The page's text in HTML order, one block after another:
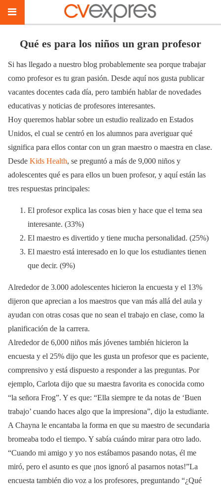
Qué es para los niños un gran profesor
Si has llegado a nuestro blog probablemente sea porque trabajar
como profesor es tu gran pasión. Desde aquí nos gusta publicar
vacantes docentes cada día, pero también hablar de novedades
educativas y noticias de profesores interesantes.
Hoy queremos hablar sobre un estudio realizado en Estados
Unidos, el cual se centró en los alumnos para averiguar qué
significa para ellos contar con un gran maestro o maestra en clase.
Desde Kids Health, se preguntó a más de 9,000 niños y
adolescentes qué es para ellos un buen profesor, y aquí están las
tres respuestas principales:
El profesor explica las cosas bien y hace que el tema sea
interesante. (33%)
El maestro es divertido y tiene mucha personalidad. (25%)
El maestro está interesado en lo que los estudiantes tienen
que decir. (9%)
Alrededor de 3.000 adolescentes hicieron la encuesta y el 13%
dijeron que aprecian a los maestros que van más allá del aula y
ayudan con otras cosas que no sean el trabajo en clase, como la
planificación de la carrera.
Alrededor de 6,000 niños más jóvenes también hicieron la
encuesta y el 25% dijo que les gusta un profesor que es paciente,
comprensivo y está dispuesto a responder a las preguntas. Por
ejemplo, Carlota dijo que su maestra favorita es conocida como
“la señora Frog”. Y es que: “Ella siempre te da notas de ‘Buen
trabajo’ cuando haces algo que la impresiona”, dijo la estudiante.
A Chayna le encantaba la forma en que su maestro de secundaria
bromeaba todo el tiempo. Y sabía cuándo mirar para otro lado.
“Cuando mi amigo y yo nos estábamos pasando notas, él me
miró, pero el asunto es que ¡nos ignoró al pasarnos notas!”La
encuesta también dio voz a los profesores, preguntando “¿Qué